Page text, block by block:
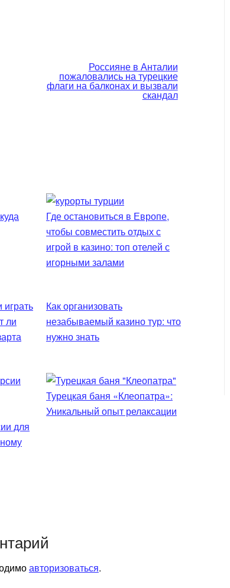
Россияне в Анталии
пожаловались на турецкие
флаги на балконах и вызвали
скандал
Где остановиться в Европе,
чтобы совместить отдых с
игрой в казино: топ отелей с
игорными залами
ли
Как организовать
незабываемый казино тур: что
нужно знать
для
Турецкая баня «Клеопатра»:
Уникальный опыт релаксации
авторизоваться.